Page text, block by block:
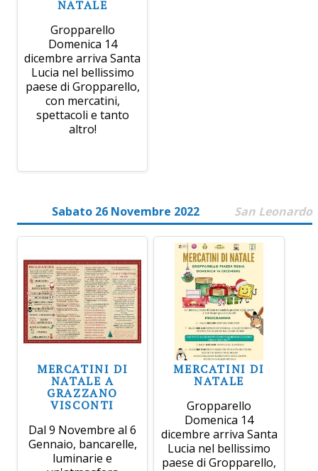
NATALE
Gropparello
Domenica 14
dicembre arriva Santa
Lucia nel bellissimo
paese di Gropparello,
con mercatini,
spettacoli e tanto
altro!
Sabato 26 Novembre 2022 San Leonardo
MERCATINI DI
NATALE A
GRAZZANO
VISCONTI
Dal 9 Novembre al 6
Gennaio, bancarelle,
luminarie e
MERCATINI DI
NATALE
Gropparello
Domenica 14
dicembre arriva Santa
Lucia nel bellissimo
paese di Gropparello,